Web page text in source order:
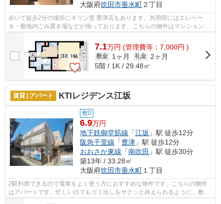
大阪府吹田市垂水町２丁目
歩いて徒歩2分の場所にキリン堂 豊津店もあります。共用部にはエレベー
タ・敷地内ごみ置き場などが揃っております。こちらの物件はマンションで
7.1万円 (管理費等：7,000円 )
敷金 1ヶ月 礼金
2ヶ月
5階 / 1K / 29.48㎡
賃貸 | アパート KTIレジデンス江坂
敷0
6.9万円
地下鉄御堂筋線 「江坂 」駅 徒歩12分
阪急千里線 「豊津 」駅 徒歩12分
おおさか東線 「南吹田 」駅 徒歩30分
築13年 / 33.28㎡
大阪府吹田市垂水町１丁目
2駅利用できるので電車をよく使う方におすすめな物件です。こちらの物件
はアパートです。忙しい日でもゴミ出しをサクッと終えられるように、敷地